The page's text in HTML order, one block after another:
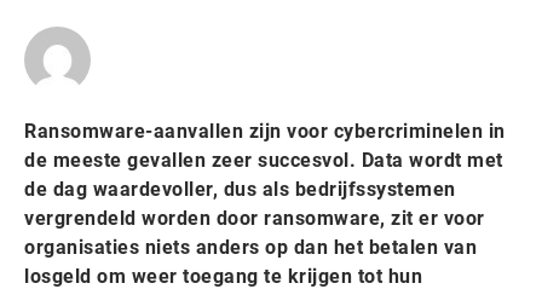
Ransomware-aanvallen zijn voor cybercriminelen in
de meeste gevallen zeer succesvol. Data wordt met
de dag waardevoller, dus als bedrijfssystemen
vergrendeld worden door ransomware, zit er voor
organisaties niets anders op dan het betalen van
losgeld om weer toegang te krijgen tot hun